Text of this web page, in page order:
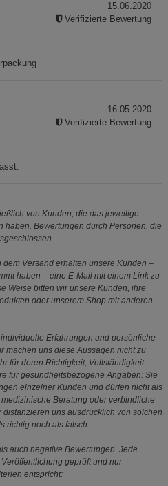
15.06.2020
Verifizierte Bewertung
16.05.2020
Verifizierte Bewertung
von Kunden, die das jeweilige
haben. Bewertungen durch Personen, die
Versand erhalten unsere Kunden –
haben – eine E-Mail mit einem Link zu
Weise bitten wir unsere Kunden, ihre
oder unserem Shop mit anderen
Erfahrungen und persönliche
machen uns diese Aussagen nicht zu
für deren Richtigkeit, Vollständigkeit
für gesundheitsbezogene Angaben: Sie
einzelner Kunden und dürfen nicht als
Beratung oder verbindliche
uns ausdrücklich von solchen
richtig noch als falsch.
auch negative Bewertungen. Jede
geprüft und nur
entspricht: